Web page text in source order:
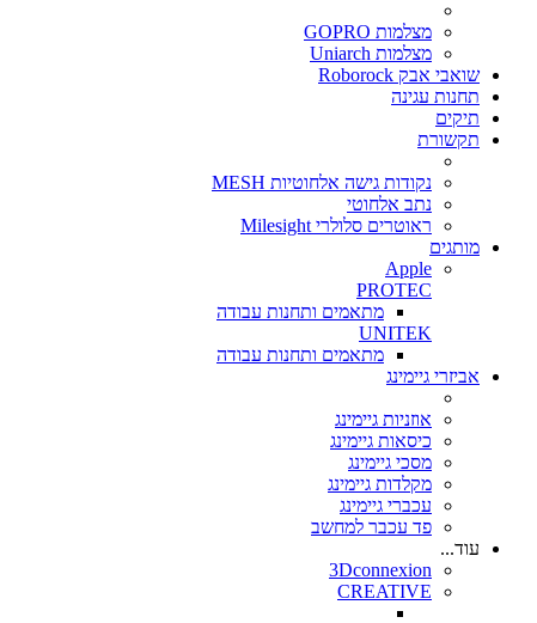
מצלמות GOPRO
מצלמות Uniarch
שואבי אבק Roborock
תחנות עגינה
תיקים
תקשורת
נקודות גישה אלחוטיות MESH
נתב אלחוטי
ראוטרים סלולרי Milesight
מותגים
Apple
PROTEC
מתאמים ותחנות עבודה
UNITEK
מתאמים ותחנות עבודה
אביזרי גיימינג
אוזניות גיימינג
כיסאות גיימינג
מסכי גיימינג
מקלדות גיימינג
עכברי גיימינג
פד עכבר למחשב
עוד...
3Dconnexion
CREATIVE